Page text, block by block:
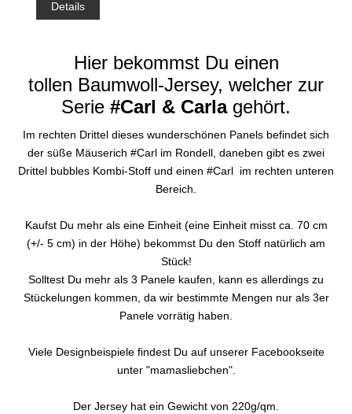
Details
Hier bekommst Du einen
tollen Baumwoll-Jersey, welcher zur
Serie #Carl & Carlagehört.
Im rechten Drittel dieses wunderschönen Panels befindet sich
der süße Mäuserich #Carl im Rondell, daneben gibt es zwei
Drittel bubbles Kombi-Stoff und einen #Carl im rechten unteren
Bereich.
Kaufst Du mehr als eine Einheit (eine Einheit misst ca. 70 cm
(+/- 5 cm) in der Höhe) bekommst Du den Stoff natürlich am
Stück!
Solltest Du mehr als 3 Panele kaufen, kann es allerdings zu
Stückelungen kommen, da wir bestimmte Mengen nur als 3er
Panele vorrätig haben.
Viele Designbeispiele findest Du auf unserer Facebookseite
unter "mamasliebchen".
Der Jersey hat ein Gewicht von 220g/qm.